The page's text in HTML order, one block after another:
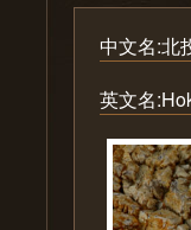
中文名:北
英文名